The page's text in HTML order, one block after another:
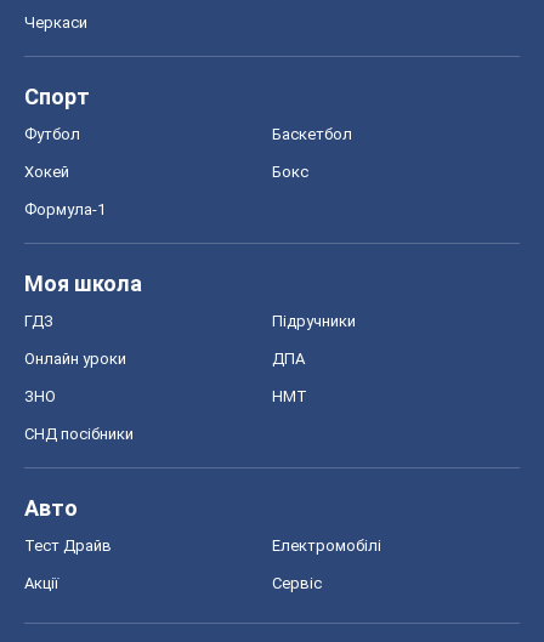
Черкаси
Спорт
Футбол Баскетбол
Хокей Бокс
Формула-1
Моя школа
ГДЗ Підручники
Онлайн уроки ДПА
ЗНО НМТ
СНД посібники
Авто
Тест Драйв Електромобілі
Акції Сервіс